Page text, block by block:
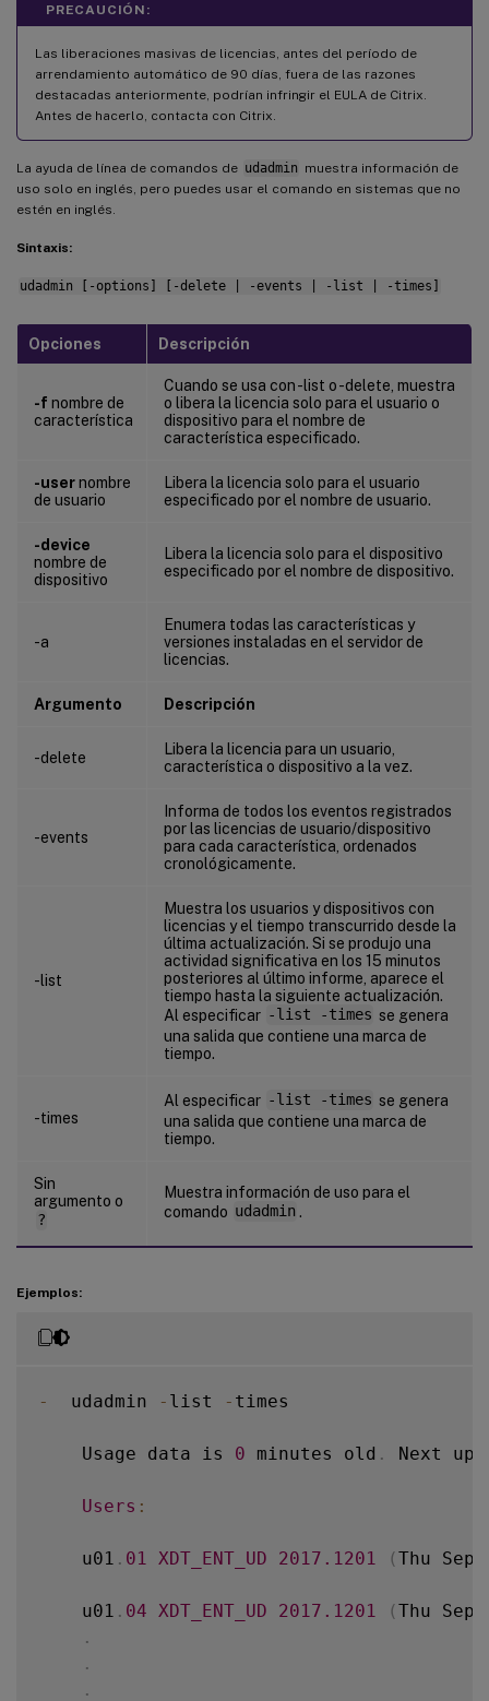
PRECAUCIÓN:
Las liberaciones masivas de licencias, antes del período de
arrendamiento automático de 90 días, fuera de las razones
destacadas anteriormente, podrían infringir el EULA de Citrix.
Antes de hacerlo, contacta con Citrix.
La ayuda de línea de comandos de udadmin muestra información de
uso solo en inglés, pero puedes usar el comando en sistemas que no
estén en inglés.
Sintaxis:
udadmin [-options] [-delete | -events | -list | -times]
Opciones Descripción
-f nombre de
característica
Cuando se usa con -list o -delete, muestra
o libera la licencia solo para el usuario o
dispositivo para el nombre de
característica especificado.
-usernombre
de usuario
Libera la licencia solo para el usuario
especificado por el nombre de usuario.
-device
nombre de
dispositivo
Libera la licencia solo para el dispositivo
especificado por el nombre de dispositivo.
-a
Enumera todas las características y
versiones instaladas en el servidor de
licencias.
Argumento Descripción
-delete
Libera la licencia para un usuario,
característica o dispositivo a la vez.
-events
Informa de todos los eventos registrados
por las licencias de usuario/dispositivo
para cada característica, ordenados
cronológicamente.
-list
Muestra los usuarios y dispositivos con
licencias y el tiempo transcurrido desde la
última actualización. Si se produjo una
actividad significativa en los 15 minutos
posteriores al último informe, aparece el
tiempo hasta la siguiente actualización.
Al especificar -list -times se genera
una salida que contiene una marca de
tiempo.
-times
Al especificar -list -times se genera
una salida que contiene una marca de
tiempo.
Sin
argumento o
?
Muestra información de uso para el
comando udadmin .
Ejemplos:
-
  udadmin
- list - times
    Usage data is
0 minutes old . Next
Users :
    u01
. 01 XDT_ENT_UD 2017.1201 (Thu Sep
    u01
. 04 XDT_ENT_UD 2017.1201 (Thu Sep
.
.
.